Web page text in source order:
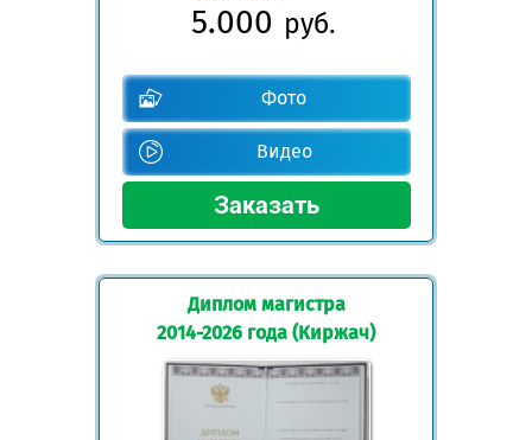
5.000 руб.
Фото
Видео
Диплом магистра
2014-2026 года (Киржач)